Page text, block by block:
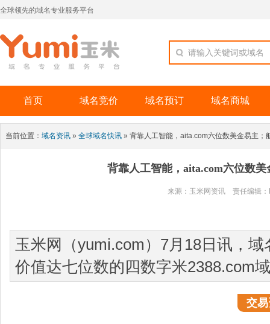
全球领先的域名专业服务平台
请输入关键词或域名
首页 域名竞价 域名预订 域名商城
当前位置： 域名资讯 » 全球域名快讯 » 背靠人工智能，aita.com六位数美金易主；
背靠人工智能，aita.com六位数
来源：玉米网资讯 责任编辑
玉米网（yumi.com）7月18日讯，
价值达七位数的四数字米2388.com
交